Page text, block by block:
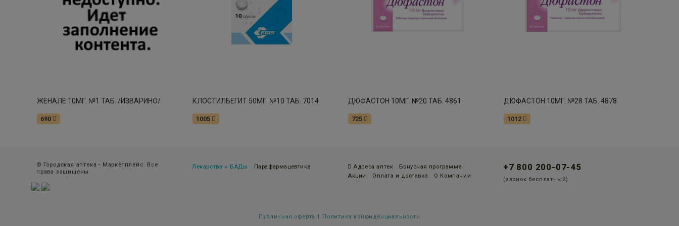
ЖЕНАЛЕ 10МГ. №1 ТАБ. /ИЗВАРИНО/
690
КЛОСТИЛБЕГИТ 50МГ. №10 ТАБ. 7014
1005
ДЮФАСТОН 10МГ. №20 ТАБ. 4861
725
ДЮФАСТОН 10МГ. №28 ТАБ. 4878
1012
© Городская аптека - Маркетплейс. Все
права защищены
Лекарства и БАДы Парафармацевтика Адреса аптек
Бонусная программа
Акции
Оплата и доставка О Компании
+7 800 200-07-45
(звонок бесплатный)
Публичная оферта Политика конфиденциальности